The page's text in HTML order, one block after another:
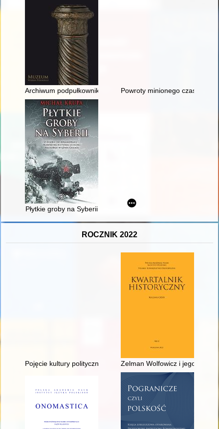
Archiwum podpułkownika Eleka Molnára" w zbiorach
Powroty minionego czasu -
Płytkie groby na Syberii
ROCZNIK 2022
Pojęcie kultury politycznej w wybranych tekstach Józefa
Zelman Wolfowicz i jego rządy